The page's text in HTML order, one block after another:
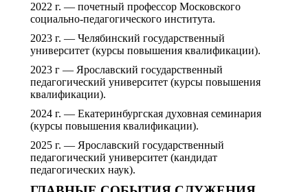
2022 г. — почетный профессор Московского
социально-педагогического института.
2023 г. — Челябинский государственный
университет (курсы повышения квалификации).
2023 г — Ярославский государственный
педагогический университет (курсы повышения
квалификации).
2024 г. — Екатеринбургская духовная семинария
(курсы повышения квалификации).
2025 г. — Ярославский государственный
педагогический университет (кандидат
педагогических наук).